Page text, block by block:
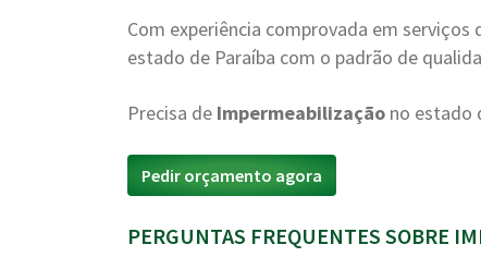
Com experiência comprovada em serviços
estado de Paraíba com o padrão de
Precisa de Impermeabilização no estado
Pedir orçamento agora
PERGUNTAS FREQUENTES SOBRE